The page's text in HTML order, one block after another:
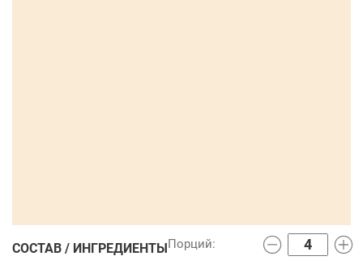
СОСТАВ / ИНГРЕДИЕНТЫ